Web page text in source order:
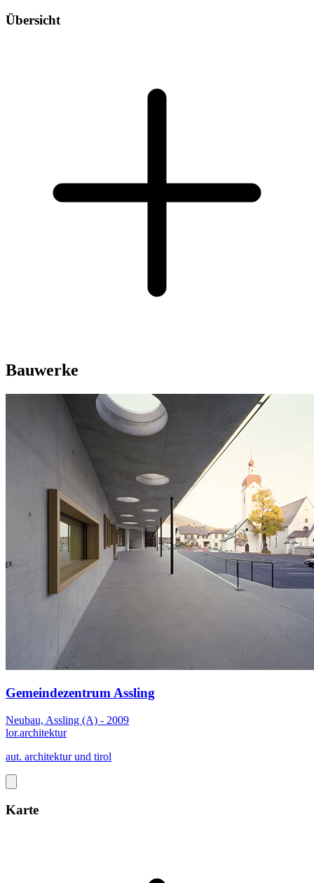
Übersicht
Bauwerke
Gemeindezentrum Assling
Neubau, Assling (A) - 2009
lor.architektur
aut. architektur und tirol
Karte